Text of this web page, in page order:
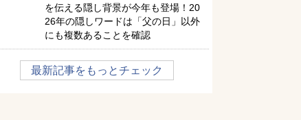
を伝える隠し背景が今年も登場！20
26年の隠しワードは「父の日」以外
にも複数あることを確認
最新記事をもっとチェック